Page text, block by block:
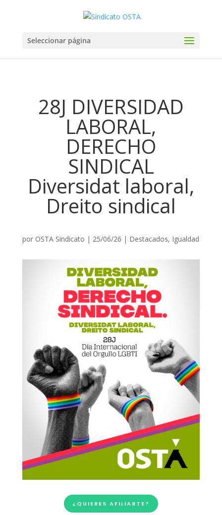
Seleccionar página
28J DIVERSIDAD
LABORAL,
DERECHO
SINDICAL
Diversidat laboral,
Dreito sindical
por OSTA Sindicato | 25/06/26 | Destacados, Igualdad
¿QUIERES AFILIARTE?